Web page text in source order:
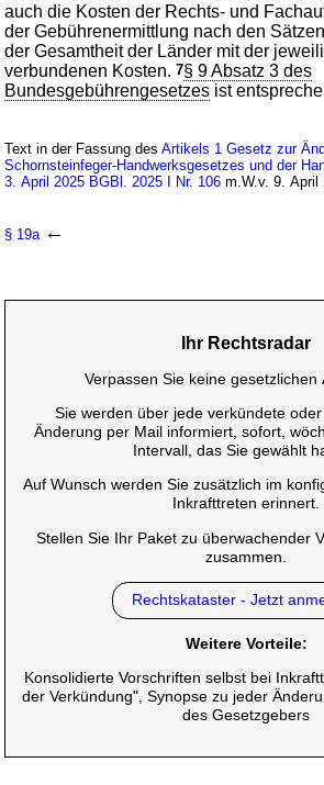
auch die Kosten der Rechts- und
der Gebührenermittlung nach den
der Gesamtheit der Länder mit der
verbundenen Kosten.7§ 9 Absatz 3 des
Bundesgebührengesetzes ist
Text in der Fassung desArtikels 1 Gesetz zur
Schornsteinfeger-Handwerksgesetzes und der
3. April 2025 BGBl. 2025 I Nr. 106 m.W.v. 9. April
§ 19a ←
Ihr Rechtsradar
Verpassen Sie keine gesetzlichen
Sie werden über jede verkündete
Änderung per Mail informiert, sofort,
Intervall, das Sie gewählt
Auf Wunsch werden Sie zusätzlich im
Inkrafttreten erinnert.
Stellen Sie Ihr Paket zu überwachender
zusammen.
Rechtskataster - Jetzt
Weitere Vorteile:
Konsolidierte Vorschriften selbst bei
der Verkündung", Synopse zu jeder
des Gesetzgebers